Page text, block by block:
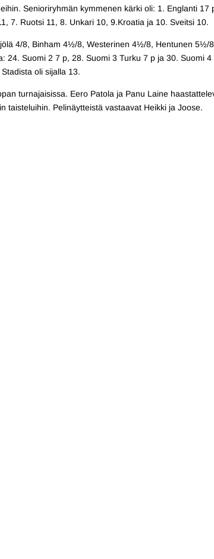
Senioriryhmän kymmenen kärki oli: 1. Englanti 17
7. Ruotsi 11, 8. Unkari 10, 9.Kroatia ja 10. Sveitsi 10.
4/8, Binham 4½/8, Westerinen 4½/8, Hentunen 5½/
24. Suomi 2 7 p, 28. Suomi 3 Turku 7 p ja 30. Suomi 4
oli sijalla 13.
turnajaisissa. Eero Patola ja Panu Laine
taisteluihin. Pelinäytteistä vastaavat Heikki ja Joose.